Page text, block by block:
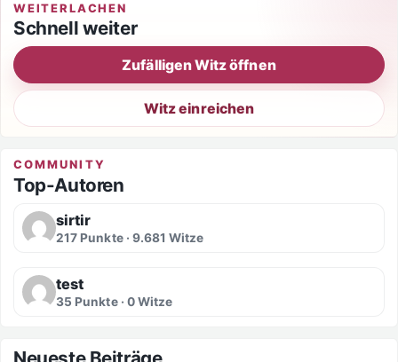
WEITERLACHEN
Schnell weiter
Zufälligen Witz öffnen
Witz einreichen
COMMUNITY
Top-Autoren
sirtir
217 Punkte · 9.681 Witze
test
35 Punkte · 0 Witze